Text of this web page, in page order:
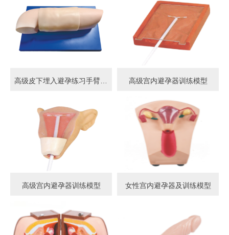
高级皮下埋入避孕练习手臂模型 高级宫内避孕器训练模型
高级宫内避孕器训练模型 女性宫内避孕器及训练模型